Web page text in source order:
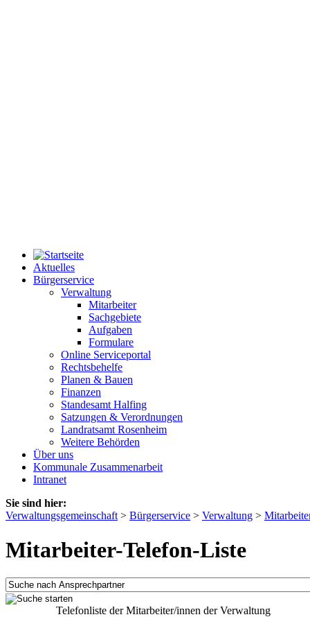
Aktuelles
Bürgerservice
Verwaltung
Mitarbeiter
Sachgebiete
Aufgaben
Formulare
Online Serviceportal
Rechtsbehelfe
Planen & Bauen
Finanzen
Standesamt Halfing
Satzungen & Verordnungen
Landratsamt Rosenheim
Weitere Behörden
Über uns
Kommunale Zusammenarbeit
Intranet
Sie sind hier:
Verwaltungsgemeinschaft > Bürgerservice > Verwaltung >
Mitarbeiter-Telefon-Liste
Telefonliste der Mitarbeiter/innen der Verwaltung